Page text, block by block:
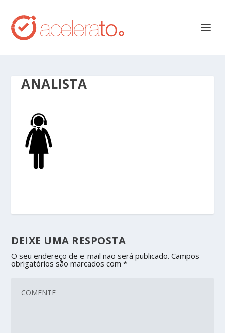
ANALISTA
DEIXE UMA RESPOSTA
O seu endereço de e-mail não será publicado. Campos
obrigatórios são marcados com*